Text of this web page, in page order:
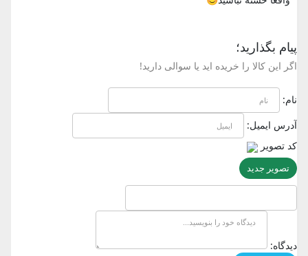
پیام بگذارید؛
اگر این کالا را خریده اید یا سوالی دارید!
نام:
آدرس ایمیل:
کد تصویر
تصویر جدید
دیدگاه: